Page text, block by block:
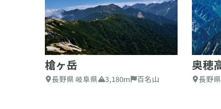
槍ヶ岳
長野県 岐阜県 3,180m 百名山
奥穂
長野